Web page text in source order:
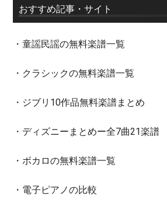
おすすめ記事・サイト
・童謡民謡の無料楽譜一覧
・クラシックの無料楽譜一覧
・ジブリ10作品無料楽譜まとめ
・ディズニーまとめー全7曲21楽譜
・ボカロの無料楽譜一覧
・電子ピアノの比較